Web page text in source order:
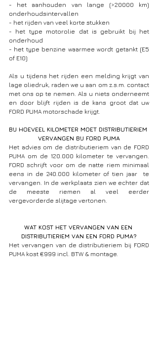
- het aanhouden van lange (>20000 km)
onderhoudsintervallen
- het rijden van veel korte stukken
- het type motorolie dat is gebruikt bij het
onderhoud
- het type benzine waarmee wordt getankt (E5
of E10)
Als u tijdens het rijden een melding krijgt van
lage oliedruk, raden we u aan om z.s.m. contact
met ons op te nemen. Als u niets onderneemt
en door blijft rijden is de kans groot dat uw
FORD PUMA motorschade krijgt.
BIJ HOEVEEL KILOMETER MOET DISTRIBUTIERIEM
VERVANGEN BIJ FORD PUMA
Het advies om de distributieriem van de FORD
PUMA om de 120.000 kilometer te vervangen.
FORD schrijft voor om de natte riem minimaal
eens in de 240.000 kilometer of tien jaar  te
vervangen. In de werkplaats zien we echter dat
de meeste riemen al veel eerder
vergevorderde slijtage vertonen.
WAT KOST HET VERVANGEN VAN EEN
DISTRIBUTIERIEM VAN EEN FORD PUMA?
Het vervangen van de distributieriem bij FORD
PUMA kost €999 incl. BTW & montage.